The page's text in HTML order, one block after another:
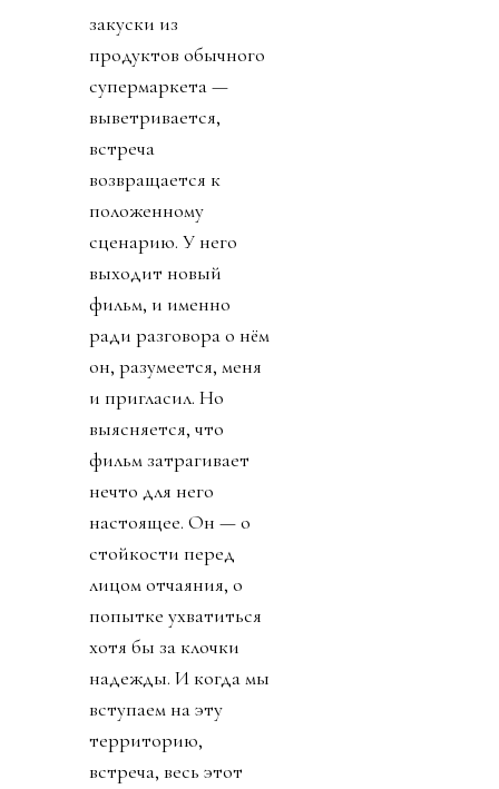
закуски из
продуктов обычного
супермаркета —
выветривается,
встреча
возвращается к
положенному
сценарию. У него
выходит новый
фильм, и именно
ради разговора о нём
он, разумеется, меня
и пригласил. Но
выясняется, что
фильм затрагивает
нечто для него
настоящее. Он — о
стойкости перед
лицом отчаяния, о
попытке ухватиться
хотя бы за клочки
надежды. И когда мы
вступаем на эту
территорию,
встреча, весь этот